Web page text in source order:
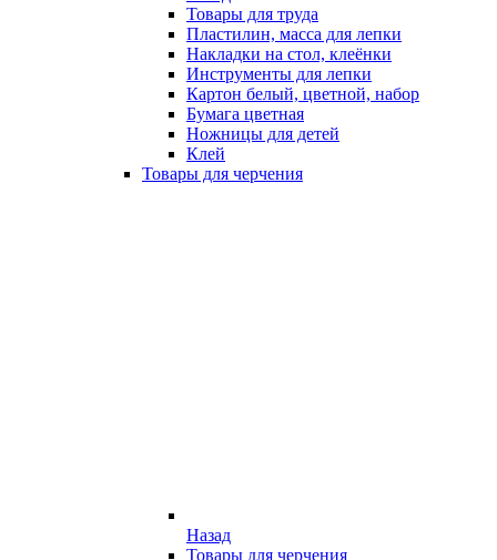
Товары для труда
Пластилин, масса для лепки
Накладки на стол, клеёнки
Инструменты для лепки
Картон белый, цветной, набор
Бумага цветная
Ножницы для детей
Клей
Товары для черчения
Назад
Товары для черчения